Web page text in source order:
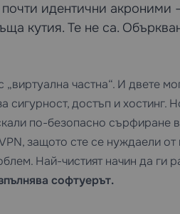
почти идентични
кутия. Те не са.
частна“. И двете
сигурност, достъп и хостинг.
по-безопасно сърфиране
защото сте се нуждаели от
Най-чистият начин да ги
софтуерът.